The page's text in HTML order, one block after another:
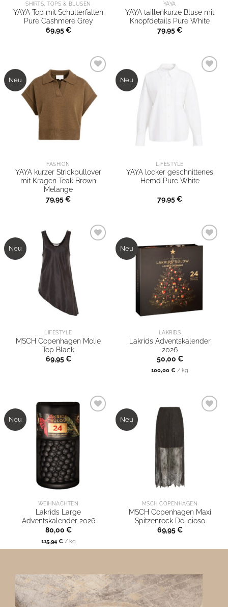
ausstrahlt.
Selbstverzehr und
als Geschenk.
Trau dich!
SHIRTS, TOPS & BLUSEN
YAYA Top mit Schulterfalten
Pure Cashmere Grey
69,95€
YAYA
YAYA taillenkurze Bluse mit
Knopfdetails Pure White
79,95€
Neu
FASHION
YAYA kurzer Strickpullover
mit Kragen Teak Brown
Melange
79,95€
Neu
LIFESTYLE
YAYA locker geschnittenes
Hemd Pure White
79,95€
Neu
LIFESTYLE
MSCH Copenhagen Molie
Top Black
69,95€
Neu
LAKRIDS
Lakrids Adventskalender
2026
50,00 €
100,00 € / kg
Neu
WEIHNACHTEN
Lakrids Large
Adventskalender 2026
80,00 €
115,94 € / kg
Neu
MSCH COPENHAGEN
MSCH Copenhagen Maxi
Spitzenrock Delicioso
69,95€